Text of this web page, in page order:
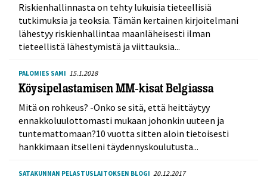
Riskienhallinnasta on tehty lukuisia tieteellisiä
tutkimuksia ja teoksia. Tämän kertainen kirjoitelmani
lähestyy riskienhallintaa maanläheisesti ilman
tieteellistä lähestymistä ja viittauksia...
PALOMIES SAMI 15.1.2018
Köysipelastamisen MM-kisat Belgiassa
Mitä on rohkeus? -Onko se sitä, että heittäytyy
ennakkoluulottomasti mukaan johonkin uuteen ja
tuntemattomaan?10 vuotta sitten aloin tietoisesti
hankkimaan itselleni täydennyskoulutusta...
SATAKUNNAN PELASTUSLAITOKSEN BLOGI 20.12.2017